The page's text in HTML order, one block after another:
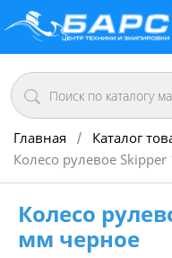
Главная / Каталог
Колесо рулевое
Колесо
мм черное